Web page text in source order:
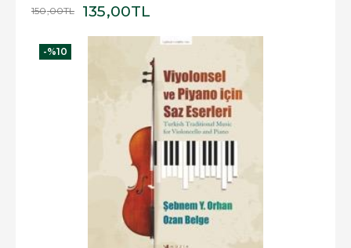
150,00TL 135,00TL
-%10